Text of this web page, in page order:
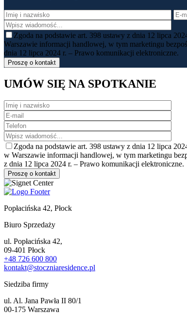
Zgoda na podstawie art. 398 ustawy z dnia 12 lipca
Warszawie informacji handlowej, w tym marketingu
dnia 12 lipca 2024 r. – Prawo komunikacji elektroniczne.
UMÓW SIĘ NA SPOTKANIE
Zgoda na podstawie art. 398 ustawy z dnia 12 lipca
w Warszawie informacji handlowej, w tym marketingu
z dnia 12 lipca 2024 r. – Prawo komunikacji elektroniczne.
Popłacińska 42, Płock
Biuro Sprzedaży
ul. Popłacińska 42,
09-401 Płock
+48 726 600 800
kontakt@stoczniaresidence.pl
Siedziba firmy
ul. Al. Jana Pawła II 80/1
00-175 Warszawa